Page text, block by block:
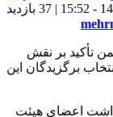
شناسه خبر : 70135 | تاریخ انتشار : 23 خرداد 1405 - 15:52 | 37 بازدید
تأکید بر نقش
برگزیدگان این
اعضای هیئت